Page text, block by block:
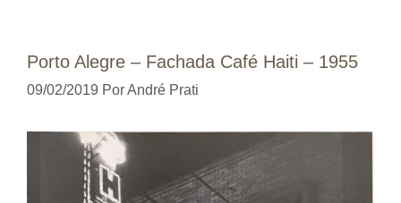
Porto Alegre – Fachada Café Haiti – 1955
09/02/2019 PorAndré Prati